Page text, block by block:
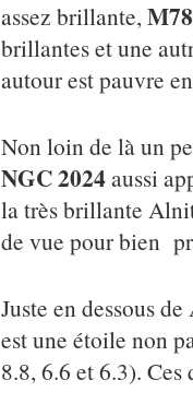
assez brillante, M78
brillantes et une
autour est pauvre
Non loin de là un
NGC 2024aussi
la très brillante
de vue pour bien
Juste en dessous
est une étoile non
8.8, 6.6 et 6.3).